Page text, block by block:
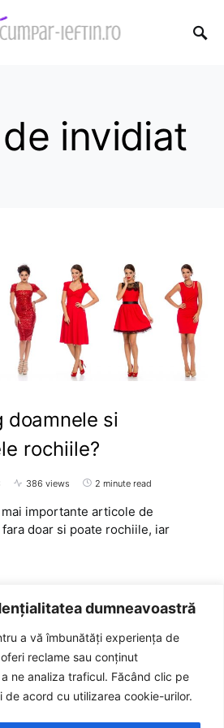
dumneavoastră
a vă îmbunătăți experiența de
reclame sau conținut
ne analiza traficul. Făcând clic pe
de acord cu utilizarea cookie-urilor.
invidiat
doamnele si
rochiile?
386 views 2 minute read
importante articole de
doar si poate rochiile, iar